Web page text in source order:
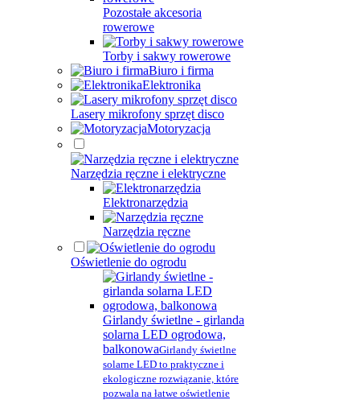
Pozostałe akcesoria
rowerowe
Torby i sakwy rowerowe
Biuro i firma
Elektronika
Lasery mikrofony sprzęt disco
Motoryzacja
Narzędzia ręczne i elektryczne
Elektronarzędzia
Narzędzia ręczne
Oświetlenie do ogrodu
Girlandy świetlne - girlanda
solarna LED ogrodowa,
balkonowaGirlandy świetlne
solarne LED to praktyczne i
ekologiczne rozwiązanie, które
pozwala na łatwe oświetlenie